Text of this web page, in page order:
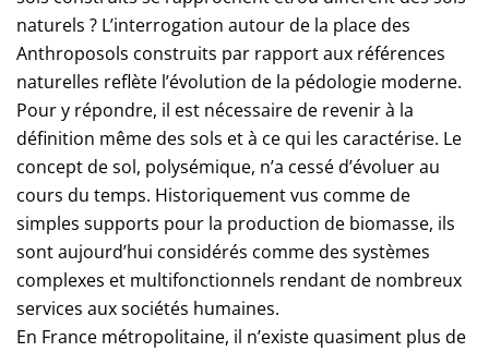
naturels ? L’interrogation autour de la place des
Anthroposols construits par rapport aux références
naturelles reflète l’évolution de la pédologie moderne.
Pour y répondre, il est nécessaire de revenir à la
définition même des sols et à ce qui les caractérise. Le
concept de sol, polysémique, n’a cessé d’évoluer au
cours du temps. Historiquement vus comme de
simples supports pour la production de biomasse, ils
sont aujourd’hui considérés comme des systèmes
complexes et multifonctionnels rendant de nombreux
services aux sociétés humaines.
En France métropolitaine, il n’existe quasiment plus de